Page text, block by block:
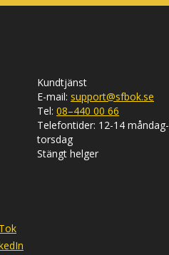
Kundtjänst
E-mail: support@sfbok.se
Tel: 08–440 00 66
Telefontider: 12-14 måndag-
torsdag
Stängt helger